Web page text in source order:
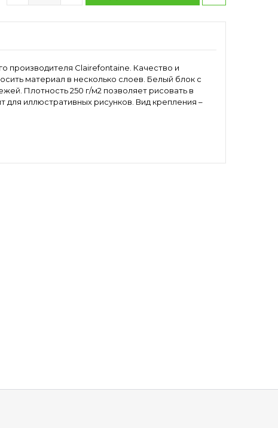
производителя Clairefontaine. Качество и
материал в несколько слоев. Белый блок с
Плотность 250 г/м2 позволяет рисовать в
для иллюстративных рисунков. Вид крепления –